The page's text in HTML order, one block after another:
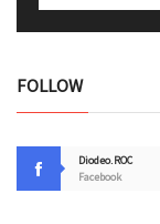
FOLLOW
Diodeo.ROC
Facebook